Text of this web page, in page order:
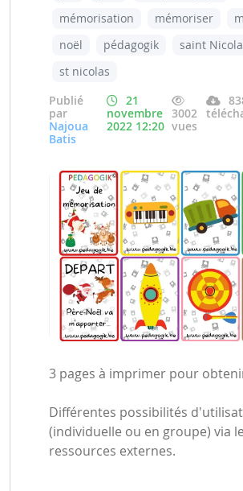
mémorisation
mémoriser
noël
pédagogik
saint
st nicolas
Publié
par
Najoua
Batis
21
novembre
2022 12:20
3002
vues
3 pages à imprimer pour
Différentes possibilités
(individuelle ou en groupe) via
ressources externes.